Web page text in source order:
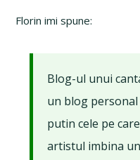
Florin imi spune:
Blog-ul unui
un blog personal
putin cele pe
artistul imbina